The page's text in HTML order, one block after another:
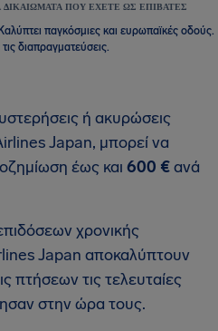
ΠΟΥ ΈΧΕΤΕ ΩΣ ΕΠΙΒΆΤΕΣ
Καλύπτει παγκόσμιες και ευρωπαϊκές οδούς.
διαπραγματεύσεις.
ή ακυρώσεις
Japan, μπορεί να
έως και 600 €ανά
χρονικής
Japan αποκαλύπτουν
πτήσεων τις τελευταίες
στην ώρα τους.